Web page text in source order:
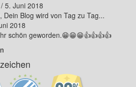
/ 5. Juni 2018
Dein Blog wird von Tag zu Tag...
2018
schön geworden.😁😁😁👍👍👍👍